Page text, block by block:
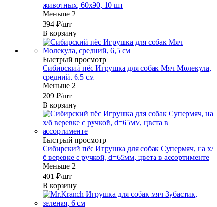
животных, 60х90, 10 шт
Меньше 2
394 ₽/шт
В корзину
Быстрый просмотр
Сибирский пёс Игрушка для собак Мяч Молекула,
средний, 6,5 см
Меньше 2
209 ₽/шт
В корзину
Быстрый просмотр
Сибирский пёс Игрушка для собак Супермяч, на х/
б веревке с ручкой, d=65мм, цвета в ассортименте
Меньше 2
401 ₽/шт
В корзину